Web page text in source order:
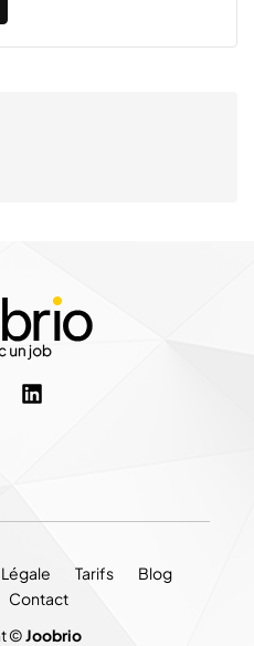
Tarifs
Blog
Contact
©Joobrio